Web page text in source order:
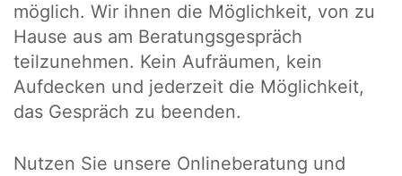
möglich. Wir ihnen die Möglichkeit, von zu
Hause aus am Beratungsgespräch
teilzunehmen. Kein Aufräumen, kein
Aufdecken und jederzeit die Möglichkeit,
das Gespräch zu beenden.
Nutzen Sie unsere Onlineberatung und